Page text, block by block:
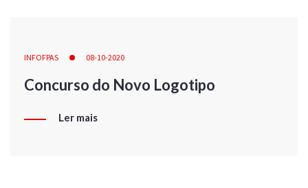
INFOFPAS 08-10-2020
Concurso do Novo Logotipo
Ler mais